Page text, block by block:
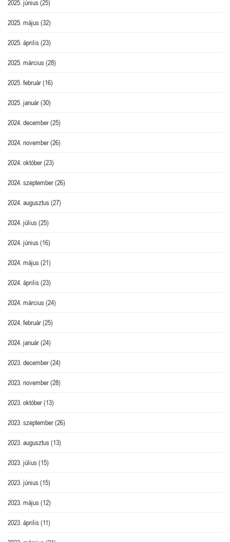
2025. június(25)
2025. május(32)
2025. április(23)
2025. március(28)
2025. február(16)
2025. január(30)
2024. december(25)
2024. november(26)
2024. október(23)
2024. szeptember(26)
2024. augusztus(27)
2024. július(25)
2024. június(16)
2024. május(21)
2024. április(23)
2024. március(24)
2024. február(25)
2024. január(24)
2023. december(24)
2023. november(28)
2023. október(13)
2023. szeptember(26)
2023. augusztus(13)
2023. július(15)
2023. június(15)
2023. május(12)
2023. április(11)